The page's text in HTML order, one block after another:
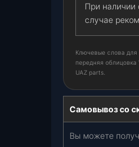
При наличии
случае
Ключевые слова для
передняя облицовка
UAZ parts.
Самовывоз со
Вы можете